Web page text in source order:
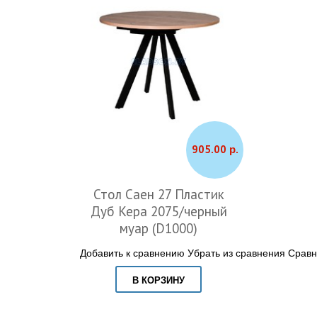
905.00 р.
Стол Саен 27 Пластик
Дуб Кера 2075/черный
муар (D1000)
Добавить к сравнению Убрать из сравнения
В КОРЗИНУ